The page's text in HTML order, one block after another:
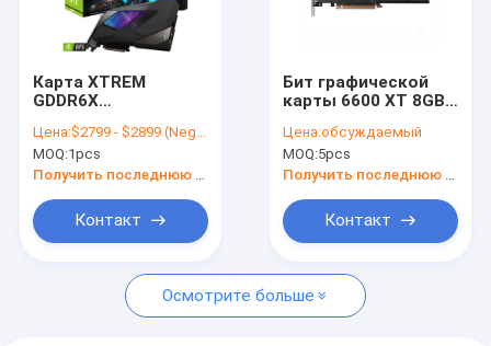
О нас
Свяжитесь с нами
Новости
Карта XTREM
GDDR6X
RTX 3090
графическая 1860
MHz
Цена:$2799 - $2899 (Negotiable)
MOQ:1pcs
Получить последнюю цену
Контакт
Бит графической
карты 6600 XT 8GB
горнорабочего
сапфира Amd
Radeon
Цена:обсуждаемый
MOQ:5pcs
Получить последнюю цену
Контакт
Осмотрите больше